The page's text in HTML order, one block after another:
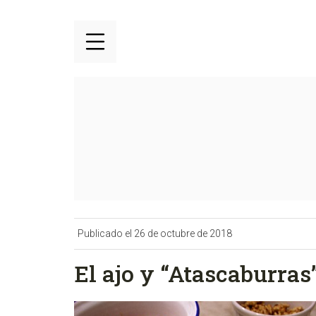
Publicado el 26 de octubre de 2018
El ajo y